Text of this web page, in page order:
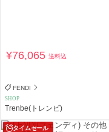
¥76,065送料込
FENDI
SHOP
Trenbe(トレンビ)
タイムセール